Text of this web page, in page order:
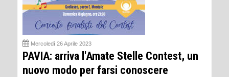
Mercoledì 26 Aprile 2023
PAVIA: arriva l'Amate Stelle Contest, un
nuovo modo per farsi conoscere